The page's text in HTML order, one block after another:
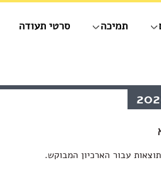
תמיכה סרטי תעודה
עבור הארכיון המבוקש.